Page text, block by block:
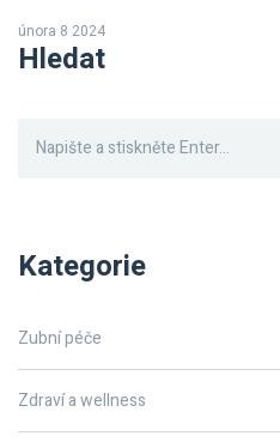
efektivní strategie pro její prevenci
jak ji odstranit nebo minimalizovat
února 8 2024
Hledat
Kategorie
Zubní péče
Zdraví a wellness